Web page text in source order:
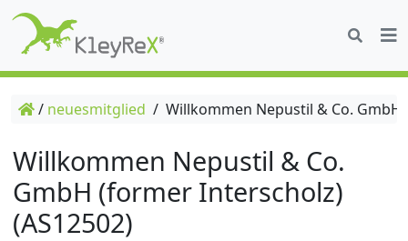
/ neuesmitglied / Willkommen Nepustil & Co.
Willkommen Nepustil & Co.
GmbH (former Interscholz)
(AS12502)